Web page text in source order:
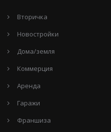
Вторичка
Новостройки
Дома/земля
Коммерция
Аренда
Гаражи
Франшиза